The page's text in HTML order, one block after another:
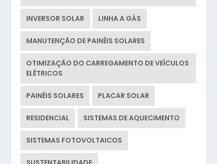
INVERSOR SOLAR LINHA A GÁS
MANUTENÇÃO DE PAINÉIS SOLARES
OTIMIZAÇÃO DO CARREGAMENTO DE VEÍCULOS
ELÉTRICOS
PAINÉIS SOLARES PLACAR SOLAR
RESIDENCIAL SISTEMAS DE AQUECIMENTO
SISTEMAS FOTOVOLTAICOS